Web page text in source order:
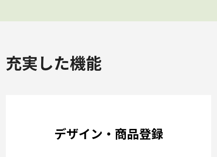
充実した機能
デザイン・商品登録